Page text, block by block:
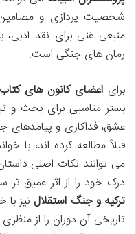
شخصیت پردازی و مضامین
منبعی غنی برای نقد
رمان های جنگی است.
برای اعضای کانون های
بستر مناسبی برای بحث و
عشق، فداکاری و پیامدهای
قبلاً مطالعه کرده اند، با
می توانند نکات اصلی
درک خود را از اثر عمیق تر
ترکیه و جنگ استقلال نیز
تاریخی آن دوران را از